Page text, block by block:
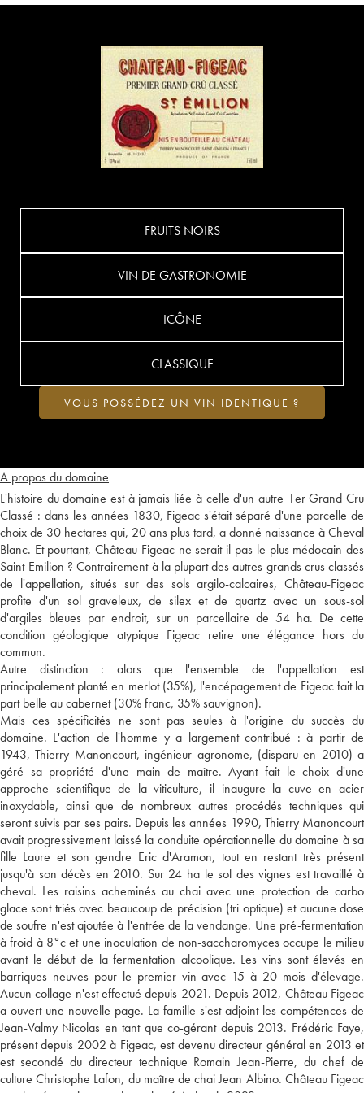
A propos du domaine
L'histoire du domaine est à jamais liée à celle d'un autre 1er Grand Cru
Classé : dans les années 1830, Figeac s'était séparé d'une parcelle de
choix de 30 hectares qui, 20 ans plus tard, a donné naissance à Cheval
Blanc. Et pourtant, Château Figeac ne serait-il pas le plus médocain des
Saint-Emilion ? Contrairement à la plupart des autres grands crus classés
de l'appellation, situés sur des sols argilo-calcaires, Château-Figeac
profite d'un sol graveleux, de silex et de quartz avec un sous-sol
d'argiles bleues par endroit, sur un parcellaire de 54 ha. De cette
condition géologique atypique Figeac retire une élégance hors du
commun.
Autre distinction : alors que l'ensemble de l'appellation est
principalement planté en merlot (35%), l'encépagement de Figeac fait la
part belle au cabernet (30% franc, 35% sauvignon).
Mais ces spécificités ne sont pas seules à l'origine du succès du
domaine. L'action de l'homme y a largement contribué : à partir de
1943, Thierry Manoncourt, ingénieur agronome, (disparu en 2010) a
géré sa propriété d'une main de maître. Ayant fait le choix d'une
approche scientifique de la viticulture, il inaugure la cuve en acier
inoxydable, ainsi que de nombreux autres procédés techniques qui
seront suivis par ses pairs. Depuis les années 1990, Thierry Manoncourt
avait progressivement laissé la conduite opérationnelle du domaine à sa
fille Laure et son gendre Eric d'Aramon, tout en restant très présent
jusqu'à son décès en 2010. Sur 24 ha le sol des vignes est travaillé à
cheval. Les raisins acheminés au chai avec une protection de carbo
glace sont triés avec beaucoup de précision (tri optique) et aucune dose
de soufre n'est ajoutée à l'entrée de la vendange. Une pré-fermentation
à froid à 8°c et une inoculation de non-saccharomyces occupe le milieu
avant le début de la fermentation alcoolique. Les vins sont élevés en
barriques neuves pour le premier vin avec 15 à 20 mois d'élevage.
Aucun collage n'est effectué depuis 2021. Depuis 2012, Château Figeac
a ouvert une nouvelle page. La famille s'est adjoint les compétences de
Jean-Valmy Nicolas en tant que co-gérant depuis 2013. Frédéric Faye,
présent depuis 2002 à Figeac, est devenu directeur général en 2013 et
est secondé du directeur technique Romain Jean-Pierre, du chef de
culture Christophe Lafon, du maître de chai Jean Albino. Château Figeac
FRUITS NOIRS
VIN DE GASTRONOMIE
ICÔNE
CLASSIQUE
VOUS POSSÉDEZ UN VIN IDENTIQUE ?